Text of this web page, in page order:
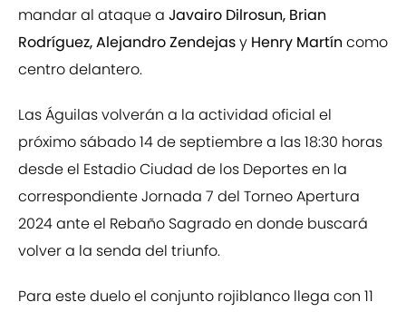
mandar al ataque a Javairo Dilrosun, Brian
Rodríguez, Alejandro Zendejasy Henry Martín como
centro delantero.
Las Águilas volverán a la actividad oficial el
próximo sábado 14 de septiembre a las 18:30 horas
desde el Estadio Ciudad de los Deportes en la
correspondiente Jornada 7 del Torneo Apertura
2024 ante el Rebaño Sagrado en donde buscará
volver a la senda del triunfo.
Para este duelo el conjunto rojiblanco llega con 11